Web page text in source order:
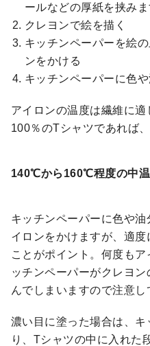
ールなどの厚紙を挟みま
クレヨンで絵を描く
キッチンペーパーを絵
ンをかける
キッチンペーパーに色
アイロンの温度は繊維に
100％のTシャツであれば、
140℃から160℃程度の中温
キッチンペーパーに色や
イロンをかけますが、適
ことがポイント。何度も
ッチンペーパーがクレヨ
んでしまいますので注意し
濃い目に塗った場合は、
り、Tシャツの中に入れた